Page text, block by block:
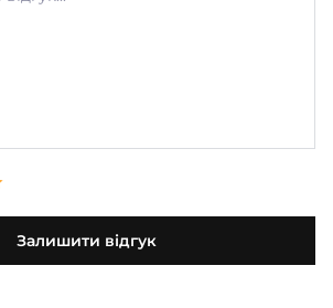
Залишити відгук